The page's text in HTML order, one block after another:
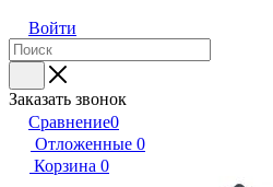
Войти
Заказать звонок
Сравнение0
Отложенные 0
Корзина 0